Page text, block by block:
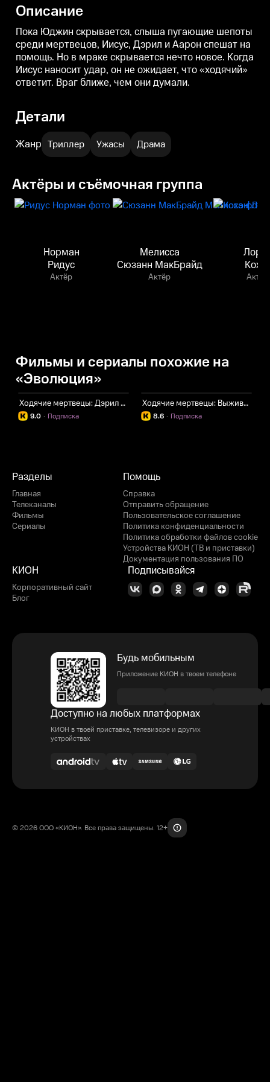
недовольство.
Описание
Пока Юджин скрывается, слыша пугающие шепоты
среди мертвецов, Иисус, Дэрил и Аарон спешат на
помощь. Но в мраке скрывается нечто новое. Когда
Иисус наносит удар, он не ожидает, что «ходячий»
ответит. Враг ближе, чем они думали.
Детали
Жанр Триллер Ужасы Драма
Актёры и съёмочная группа
Норман
Ридус
Актёр
Мелисса
Сюзанн МакБрайд
Актёр Актёр
Фильмы и сериалы похожие на
«Эволюция»
Ходячие мертвецы: Дэрил Диксон
9.0 Подписка
·
Ходячие мертвецы: Выжившие
8.6 Подписка
·
Разделы
Главная
Телеканалы
Фильмы
Сериалы
Помощь
Справка
Отправить обращение
Пользовательское соглашение
Политика конфиденциальности
Политика обработки файлов cookie
Устройства КИОН (ТВ и приставки)
Документация пользования ПО
КИОН
Корпоративный сайт
Блог
Подписывайся
Будь мобильным
Приложение КИОН в твоем телефоне
Доступно на любых платформах
КИОН в твоей приставке, телевизоре и других
устройствах
© 2026 ООО «КИОН». Все права защищены. 12+